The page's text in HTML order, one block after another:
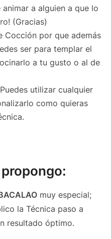
a alguien a que lo
(Gracias)
Cocción por que además
ser para templar el
a tu gusto o al de
utilizar cualquier
como quieras
muy especial;
la Técnica paso a
resultado óptimo.